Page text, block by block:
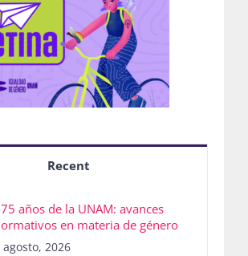
Recent
años de la UNAM: avances
en materia de género
agosto, 2026